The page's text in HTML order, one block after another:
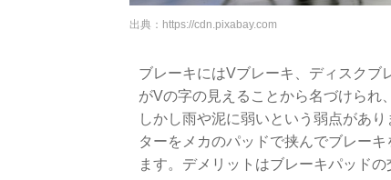
出典： https://cdn.pixabay.com
ブレーキにはVブレーキ、ディスクブ
がVの字の見えることから名づけられ
しかし雨や泥に弱いという弱点があ
ターをメカのパッドで挟んでブレー
ます。デメリットはブレーキパッド